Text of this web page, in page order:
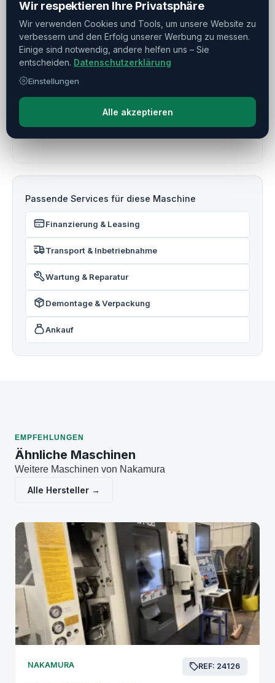
2015
Dreh-Fräs­zentren, Drehmaschinen,
Maschinenarchiv
Kategorie
Status
Passende Services für diese Maschine
Finanzierung & Leasing
Transport & Inbetriebnahme
Wartung & Reparatur
Demontage & Verpackung
Ankauf
EMPFEHLUNGEN
Ähnliche Maschinen
Weitere Maschinen von Nakamura
Alle Hersteller →
NAKAMURA REF: 24126
Wir respektieren Ihre Privatsphäre
Wir verwenden Cookies und Tools, um unsere Website zu
verbessern und den Erfolg unserer Werbung zu messen.
Einige sind notwendig, andere helfen uns – Sie
entscheiden. Datenschutzerklärung
Einstellungen
Alle akzeptieren